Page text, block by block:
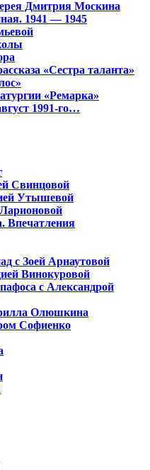
Дмитрия Москина
1941 — 1945
«Сестра таланта»
«Ремарка»
1991-го…
Свинцовой
Утышевой
Впечатления
с Зоей Арнаутовой
Винокуровой
с Александрой
Олюшкина
Софиенко